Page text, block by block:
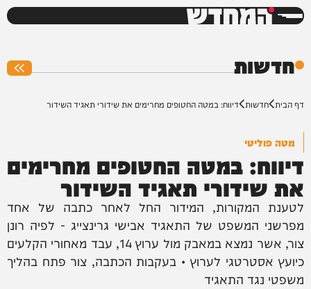
המחדש
חדשות
דף הבית חדשות דיווח: במטה החטופים מחרימים את שידורי תאגיד השידור
מטה פוליטי
דיווח: במטה החטופים מחרימים
את שידורי תאגיד השידור
לטענת המקורות, המידור החל לאחר כתבה של אחד
מפרשני המשפט של התאגיד אבישי גרינצייג - לפיה רונן
צור, אשר נמצא במאבק מול ערוץ 14, עבד מאחורי הקלעים
כיועץ אסטרטגי לערוץ • בעקבות הכתבה, צור פתח בהליך
משפטי נגד התאגיד